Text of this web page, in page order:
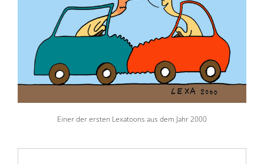
Einer der ersten Lexatoons aus dem Jahr 2000